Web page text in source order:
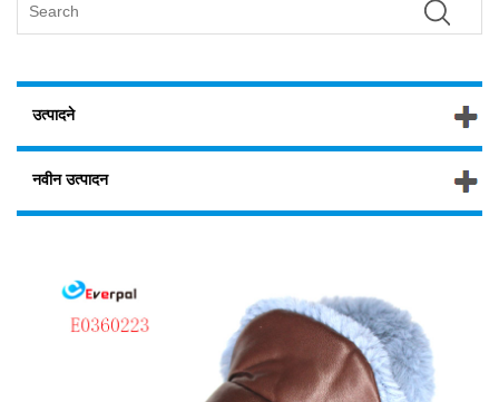
उत्पादने
नवीन उत्पादन